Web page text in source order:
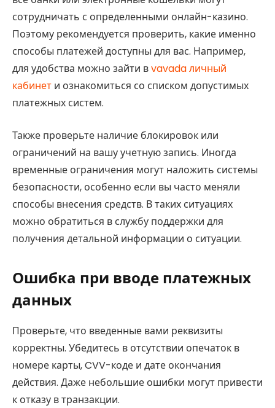
сотрудничать с определенными онлайн-казино.
Поэтому рекомендуется проверить, какие именно
способы платежей доступны для вас. Например,
для удобства можно зайти вvavada личный
кабинет и ознакомиться со списком допустимых
платежных систем.
Также проверьте наличие блокировок или
ограничений на вашу учетную запись. Иногда
временные ограничения могут наложить системы
безопасности, особенно если вы часто меняли
способы внесения средств. В таких ситуациях
можно обратиться в службу поддержки для
получения детальной информации о ситуации.
Ошибка при вводе платежных
данных
Проверьте, что введенные вами реквизиты
корректны. Убедитесь в отсутствии опечаток в
номере карты, CVV-коде и дате окончания
действия. Даже небольшие ошибки могут привести
к отказу в транзакции.